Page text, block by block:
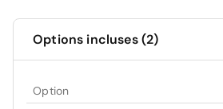
Options incluses (2)
Option